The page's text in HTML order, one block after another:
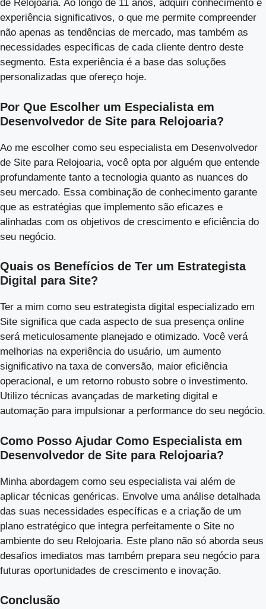
de Relojoaria. Ao longo de 11 anos, adquiri conhecimento e
experiência significativos, o que me permite compreender
não apenas as tendências de mercado, mas também as
necessidades específicas de cada cliente dentro deste
segmento. Esta experiência é a base das soluções
personalizadas que ofereço hoje.
Por Que Escolher um Especialista em
Desenvolvedor de Site para Relojoaria?
Ao me escolher como seu especialista em Desenvolvedor
de Site para Relojoaria, você opta por alguém que entende
profundamente tanto a tecnologia quanto as nuances do
seu mercado. Essa combinação de conhecimento garante
que as estratégias que implemento são eficazes e
alinhadas com os objetivos de crescimento e eficiência do
seu negócio.
Quais os Benefícios de Ter um Estrategista
Digital para Site?
Ter a mim como seu estrategista digital especializado em
Site significa que cada aspecto de sua presença online
será meticulosamente planejado e otimizado. Você verá
melhorias na experiência do usuário, um aumento
significativo na taxa de conversão, maior eficiência
operacional, e um retorno robusto sobre o investimento.
Utilizo técnicas avançadas de marketing digital e
automação para impulsionar a performance do seu negócio.
Como Posso Ajudar Como Especialista em
Desenvolvedor de Site para Relojoaria?
Minha abordagem como seu especialista vai além de
aplicar técnicas genéricas. Envolve uma análise detalhada
das suas necessidades específicas e a criação de um
plano estratégico que integra perfeitamente o Site no
ambiente do seu Relojoaria. Este plano não só aborda seus
desafios imediatos mas também prepara seu negócio para
futuras oportunidades de crescimento e inovação.
Conclusão